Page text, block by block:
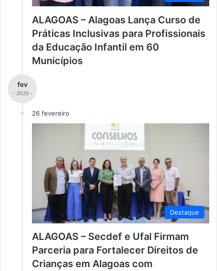
ALAGOAS – Alagoas Lança Curso de
Práticas Inclusivas para Profissionais
da Educação Infantil em 60
Municípios
fev
- 2025 -
26 fevereiro
Destaque
ALAGOAS – Secdef e Ufal Firmam
Parceria para Fortalecer Direitos de
Crianças em Alagoas com